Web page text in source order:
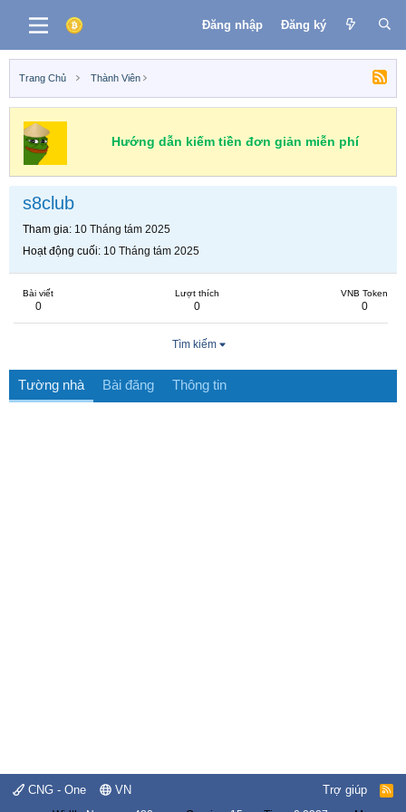
Đăng nhập Đăng ký
Trang Chủ Thành Viên
Hướng dẫn kiếm tiền đơn giản miễn phí
s8club
Tham gia 10 Tháng tám 2025
Hoạt động cuối 10 Tháng tám 2025
Bài viết
0
Lượt thích
0
VNB Token
0
Tìm kiếm
Tường nhà Bài đăng Thông tin
CNG - One VN Trợ giúp
R